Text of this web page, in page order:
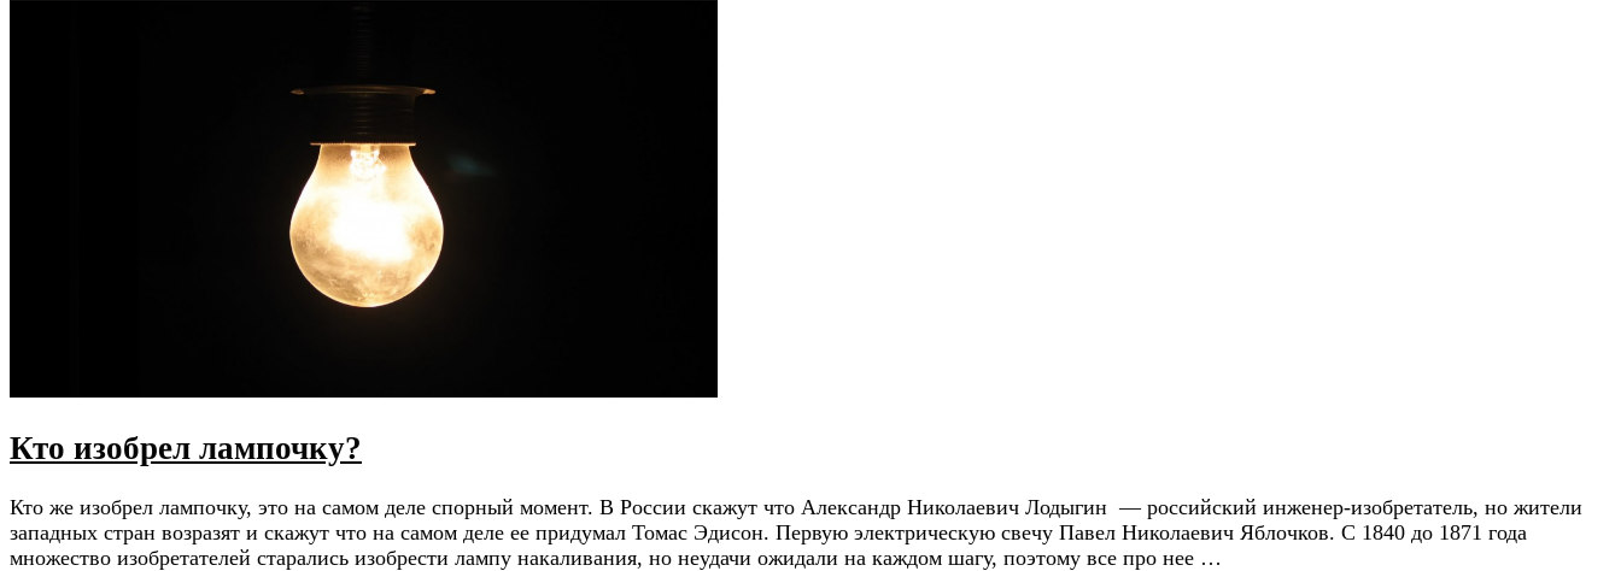
Кто изобрел лампочку?
Кто же изобрел лампочку, это на самом деле спорный момент. В России скажут что Александр Николаевич Лодыгин — российский инженер-изобретатель, но жители
западных стран возразят и скажут что на самом деле ее придумал Томас Эдисон. Первую электрическую свечу Павел Николаевич Яблочков. С 1840 до 1871 года
множество изобретателей старались изобрести лампу накаливания, но неудачи ожидали на каждом шагу, поэтому все про нее …